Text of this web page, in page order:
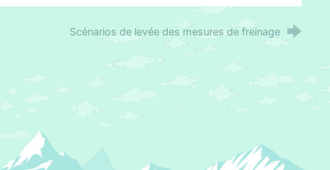
Scénarios de levée des mesures de freinage